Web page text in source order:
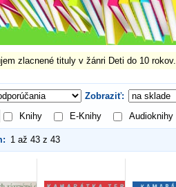
zlacnené tituly v žánri Deti do 10 rokov.
Zobraziť:
Knihy E-Knihy Audioknihy
1 až 43 z 43